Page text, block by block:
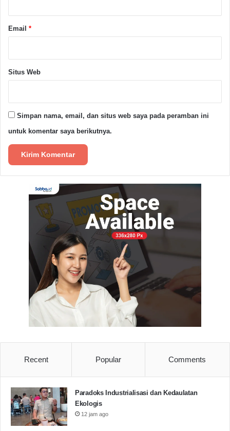
Copy URL
Email *
Situs Web
Simpan nama, email, dan situs web saya pada peramban ini
untuk komentar saya berikutnya.
Recent Popular Comments
Paradoks Industrialisasi dan Kedaulatan
Ekologis
12 jam ago